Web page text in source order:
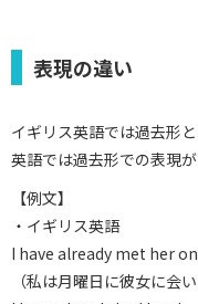
表現の違い
イギリス英語では過去形
英語では過去形での表現が
【例文】
・イギリス英語
I have already met her
（私は月曜日に彼女に会い